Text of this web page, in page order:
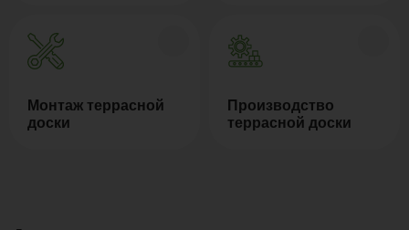
Монтаж террасной
доски
Производство
террасной доски